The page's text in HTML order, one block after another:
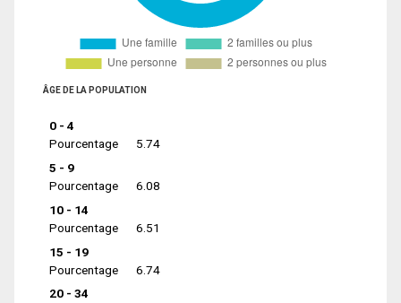
ÂGE DE LA POPULATION
0 - 4
Pourcentage
5.74
5 - 9
Pourcentage
6.08
10 - 14
Pourcentage
6.51
15 - 19
Pourcentage
6.74
20 - 34